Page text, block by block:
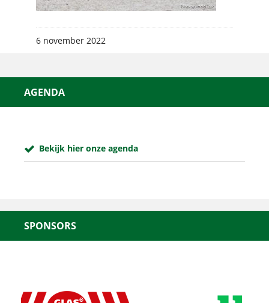
6 november 2022
AGENDA
Bekijk hier onze agenda
SPONSORS